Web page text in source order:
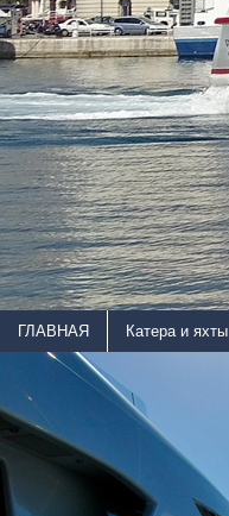
ГЛАВНАЯ Катера и яхты